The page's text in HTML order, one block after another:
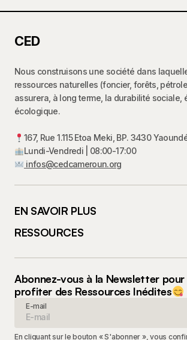
CED
Nous construisons une société dans
ressources naturelles (foncier, forêts,
assurera, à long terme, la durabilité sociale,
écologique.
167, Rue 1.115 Etoa Meki, BP. 3430
Lundi-Vendredi | 08:00-17:00
infos@cedcameroun.org
EN SAVOIR PLUS
RESSOURCES
Abonnez-vous à la Newsletter pour
profiter des Ressources Inédites
E-mail
En cliquant sur le bouton « S'abonner », vous